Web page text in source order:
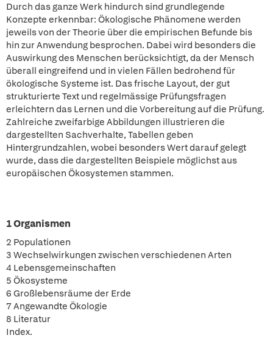
Durch das ganze Werk hindurch sind grundlegende
Konzepte erkennbar: Ökologische Phänomene werden
jeweils von der Theorie über die empirischen Befunde bis
hin zur Anwendung besprochen. Dabei wird besonders die
Auswirkung des Menschen berücksichtigt, da der Mensch
überall eingreifend und in vielen Fällen bedrohend für
ökologische Systeme ist. Das frische Layout, der gut
strukturierte Text und regelmässige Prüfungsfragen
erleichtern das Lernen und die Vorbereitung auf die Prüfung.
Zahlreiche zweifarbige Abbildungen illustrieren die
dargestellten Sachverhalte, Tabellen geben
Hintergrundzahlen, wobei besonders Wert darauf gelegt
wurde, dass die dargestellten Beispiele möglichst aus
europäischen Ökosystemen stammen.
1 Organismen
2 Populationen
3 Wechselwirkungen zwischen verschiedenen Arten
4 Lebensgemeinschaften
5 Ökosysteme
6 Großlebensräume der Erde
7 Angewandte Ökologie
8 Literatur
Index.